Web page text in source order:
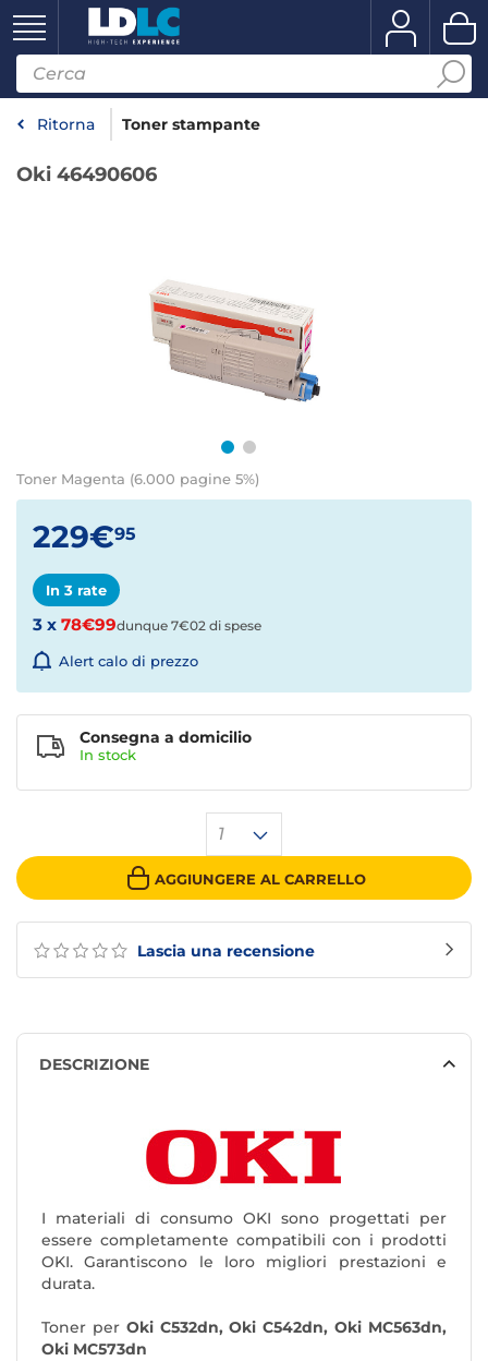
Ritorna Toner stampante
Oki 46490606
Toner Magenta (6.000 pagine 5%)
Lascia una recensione
229€95
In 3 rate
3 x 78€99dunque 7€02 di spese
Alert calo di prezzo
1
AGGIUNGERE AL CARRELLO
Consegna a domicilio
In stock
DESCRIZIONE
I materiali di consumo OKI sono progettati per
essere completamente compatibili con i prodotti
OKI. Garantiscono le loro migliori prestazioni e
durata.
Toner per Oki C532dn, Oki C542dn, Oki MC563dn,
Oki MC573dn